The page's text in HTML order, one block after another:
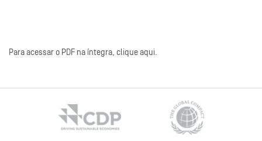
Para acessar o PDF na íntegra, clique aqui.